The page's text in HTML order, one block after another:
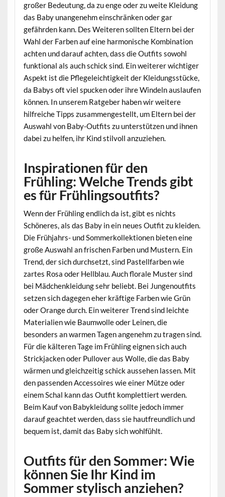
großer Bedeutung, da zu enge oder zu weite Kleidung
das Baby unangenehm einschränken oder gar
gefährden kann. Des Weiteren sollten Eltern bei der
Wahl der Farben auf eine harmonische Kombination
achten und darauf achten, dass die Outfits sowohl
funktional als auch schick sind. Ein weiterer wichtiger
Aspekt ist die Pflegeleichtigkeit der Kleidungsstücke,
da Babys oft viel spucken oder ihre Windeln auslaufen
können. In unserem Ratgeber haben wir weitere
hilfreiche Tipps zusammengestellt, um Eltern bei der
Auswahl von Baby-Outfits zu unterstützen und ihnen
dabei zu helfen, ihr Kind stilvoll anzuziehen.
Inspirationen für den
Frühling: Welche Trends gibt
es für Frühlingsoutfits?
Wenn der Frühling endlich da ist, gibt es nichts
Schöneres, als das Baby in ein neues Outfit zu kleiden.
Die Frühjahrs- und Sommerkollektionen bieten eine
große Auswahl an frischen Farben und Mustern. Ein
Trend, der sich durchsetzt, sind Pastellfarben wie
zartes Rosa oder Hellblau. Auch florale Muster sind
bei Mädchenkleidung sehr beliebt. Bei Jungenoutfits
setzen sich dagegen eher kräftige Farben wie Grün
oder Orange durch. Ein weiterer Trend sind leichte
Materialien wie Baumwolle oder Leinen, die
besonders an warmen Tagen angenehm zu tragen sind.
Für die kälteren Tage im Frühling eignen sich auch
Strickjacken oder Pullover aus Wolle, die das Baby
wärmen und gleichzeitig schick aussehen lassen. Mit
den passenden Accessoires wie einer Mütze oder
einem Schal kann das Outfit komplettiert werden.
Beim Kauf von Babykleidung sollte jedoch immer
darauf geachtet werden, dass sie hautfreundlich und
bequem ist, damit das Baby sich wohlfühlt.
Outfits für den Sommer: Wie
können Sie Ihr Kind im
Sommer stylisch anziehen?